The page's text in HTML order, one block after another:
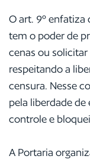
O art. 9º enfatiza
tem o poder de
cenas ou
respeitando a
censura. Nesse
pela liberdade
controle e
A Portaria